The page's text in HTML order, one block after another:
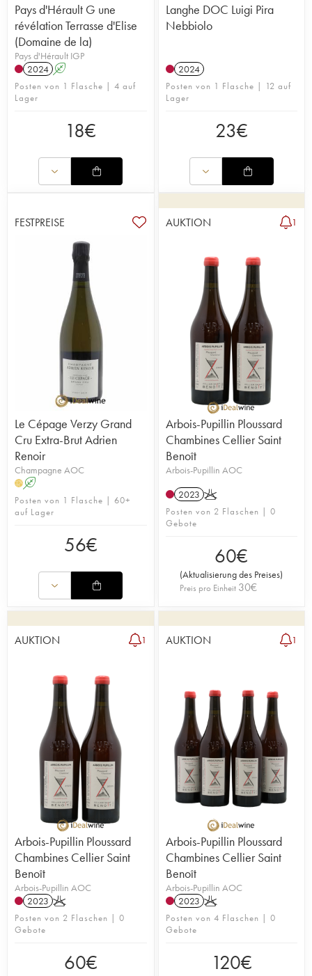
Pays d'Hérault G une
révélation Terrasse d'Elise
(Domaine de la)
Pays d'Hérault IGP
2024 A
Posten von 1 Flasche | 4 auf
Lager
18€
Langhe DOC Luigi Pira
Nebbiolo
2024
Posten von 1 Flasche | 12 auf
Lager
23€
FESTPREISE
Le Cépage Verzy Grand
Cru Extra-Brut Adrien
Renoir
Champagne AOC
H A
Posten von 1 Flasche | 60+
auf Lager
56€
AUKTION 1
Arbois-Pupillin Ploussard
Chambines Cellier Saint
Benoît
Arbois-Pupillin AOC
2023 K
Posten von 2 Flaschen | 0
Gebote
60€
(Aktualisierung des Preises)
Preis pro Einheit 30€
AUKTION 1
Arbois-Pupillin Ploussard
Chambines Cellier Saint
Benoît
Arbois-Pupillin AOC
2023 K
Posten von 2 Flaschen | 0
Gebote
60€
AUKTION 1
Arbois-Pupillin Ploussard
Chambines Cellier Saint
Benoît
Arbois-Pupillin AOC
2023 K
Posten von 4 Flaschen | 0
Gebote
120€